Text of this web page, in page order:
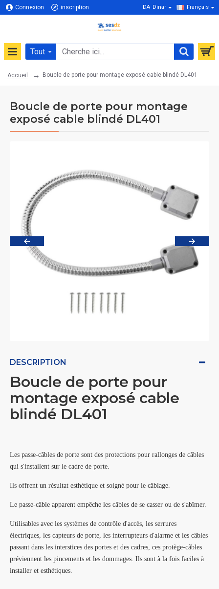
Connexion inscription DA Dinar Français
Tout
Accueil Boucle de porte pour montage exposé cable blindé DL401
Boucle de porte pour montage
exposé cable blindé DL401
DESCRIPTION
Boucle de porte pour
montage exposé cable
blindé DL401
Les passe-câbles de porte sont des protections pour rallonges de câbles
qui s'installent sur le cadre de porte.
Ils offrent un résultat esthétique et soigné pour le câblage.
Le passe-câble apparent empêche les câbles de se casser ou de s'abîmer.
Utilisables avec les systèmes de contrôle d'accès, les serrures
électriques, les capteurs de porte, les interrupteurs d'alarme et les câbles
passant dans les interstices des portes et des cadres, ces protège-câbles
préviennent les pincements et les dommages. Ils sont à la fois faciles à
installer et esthétiques.